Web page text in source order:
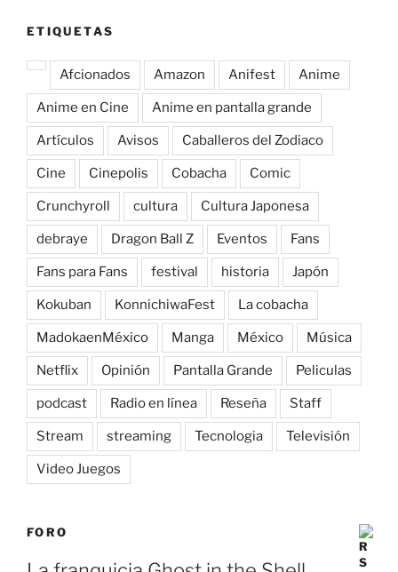
ETIQUETAS
Afcionados Amazon Anifest Anime
Anime en Cine Anime en pantalla grande
Artículos Avisos Caballeros del Zodiaco
Cine Cinepolis Cobacha Comic
Crunchyroll cultura Cultura Japonesa
debraye Dragon Ball Z Eventos Fans
Fans para Fans festival historia Japón
Kokuban KonnichiwaFest La cobacha
MadokaenMéxico Manga México Música
Netflix Opinión Pantalla Grande Peliculas
podcast Radio en línea Reseña Staff
Stream streaming Tecnologia Televisión
Video Juegos
FORO